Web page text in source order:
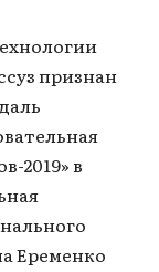
признан
2019» в
Еременко